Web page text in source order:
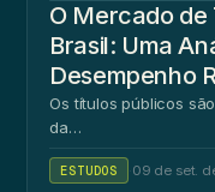
O Mercado de
Brasil: Uma
Desempenho
Os títulos públicos
da…
ESTUDOS 09 de set.